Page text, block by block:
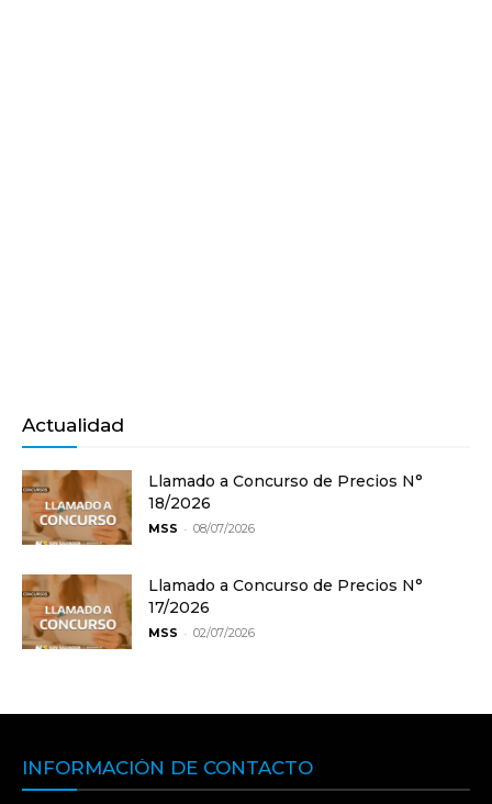
Actualidad
Llamado a Concurso de Precios N°
18/2026
MSS - 08/07/2026
Llamado a Concurso de Precios N°
17/2026
MSS - 02/07/2026
INFORMACIÓN DE CONTACTO